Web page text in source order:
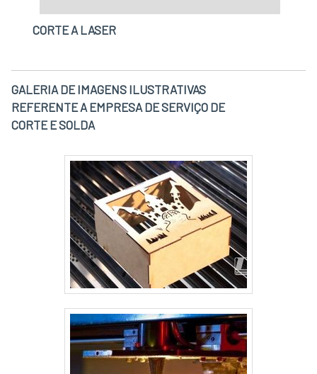
CORTE A LASER
GALERIA DE IMAGENS ILUSTRATIVAS
REFERENTE A EMPRESA DE SERVIÇO DE
CORTE E SOLDA